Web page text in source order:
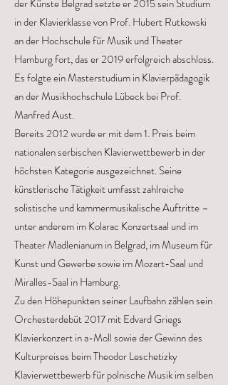
der Künste Belgrad setzte er 2015 sein Studium
in der Klavierklasse von Prof. Hubert Rutkowski
an der Hochschule für Musik und Theater
Hamburg fort, das er 2019 erfolgreich abschloss.
Es folgte ein Masterstudium in Klavierpädagogik
an der Musikhochschule Lübeck bei Prof.
Manfred Aust.
Bereits 2012 wurde er mit dem 1. Preis beim
nationalen serbischen Klavierwettbewerb in der
höchsten Kategorie ausgezeichnet. Seine
künstlerische Tätigkeit umfasst zahlreiche
solistische und kammermusikalische Auftritte –
unter anderem im Kolarac Konzertsaal und im
Theater Madlenianum in Belgrad, im Museum für
Kunst und Gewerbe sowie im Mozart-Saal und
Miralles-Saal in Hamburg.
Zu den Höhepunkten seiner Laufbahn zählen sein
Orchesterdebüt 2017 mit Edvard Griegs
Klavierkonzert in a-Moll sowie der Gewinn des
Kulturpreises beim Theodor Leschetizky
Klavierwettbewerb für polnische Musik im selben